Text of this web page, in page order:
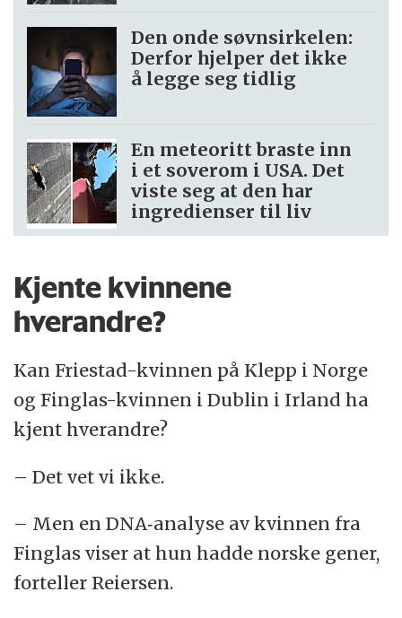
Den onde søvnsirkelen:
Derfor hjelper det ikke
å legge seg tidlig
En meteoritt braste inn
i et soverom i USA. Det
viste seg at den har
ingredienser til liv
Kjente kvinnene
hverandre?
Kan Friestad-kvinnen på Klepp i Norge
og Finglas-kvinnen i Dublin i Irland ha
kjent hverandre?
– Det vet vi ikke.
– Men en DNA‑analyse av kvinnen fra
Finglas viser at hun hadde norske gener,
forteller Reiersen.